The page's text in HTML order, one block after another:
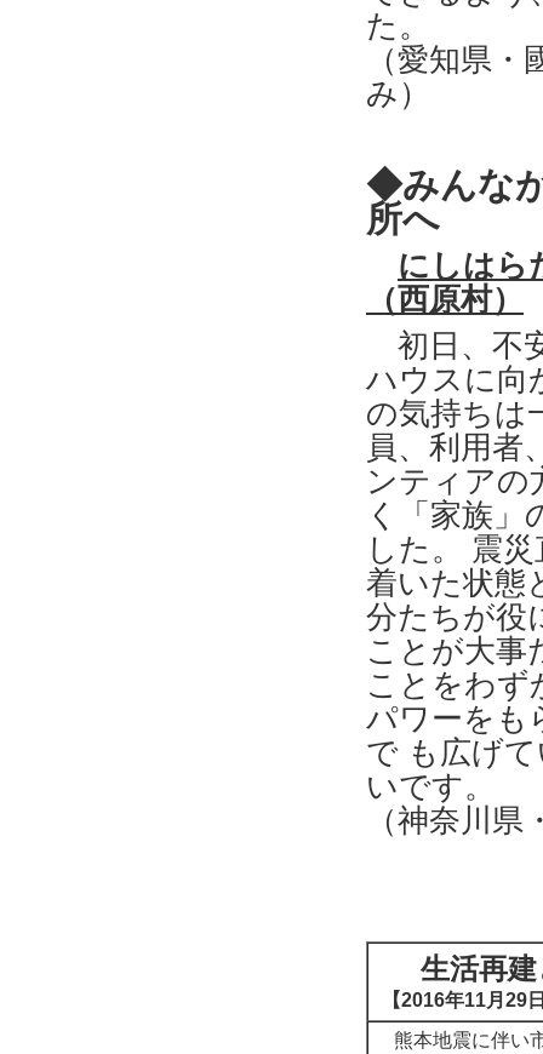
た。
（愛知県
み）
◆みんな
所へ
にしはら
（西原村）
初日、不
ハウスに向
の気持ちは
員、利用者
ンティアの
く「家族」
した。 震
着いた状態
分たちが役
ことが大事
ことをわず
パワーをも
で も広げ
いです。
（神奈川
生活再
【2016年11月29
熊本地震に伴い